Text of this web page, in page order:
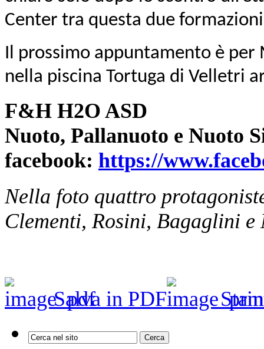
Center tra questa due
Il prossimo appuntamento è
nella piscina Tortuga di Velletri
F&H H2O ASD
Nuoto, Pallanuoto e Nuoto
facebook: https://
Nella foto quattro
Clementi, Rosini, Bagaglini
Salva in PDF